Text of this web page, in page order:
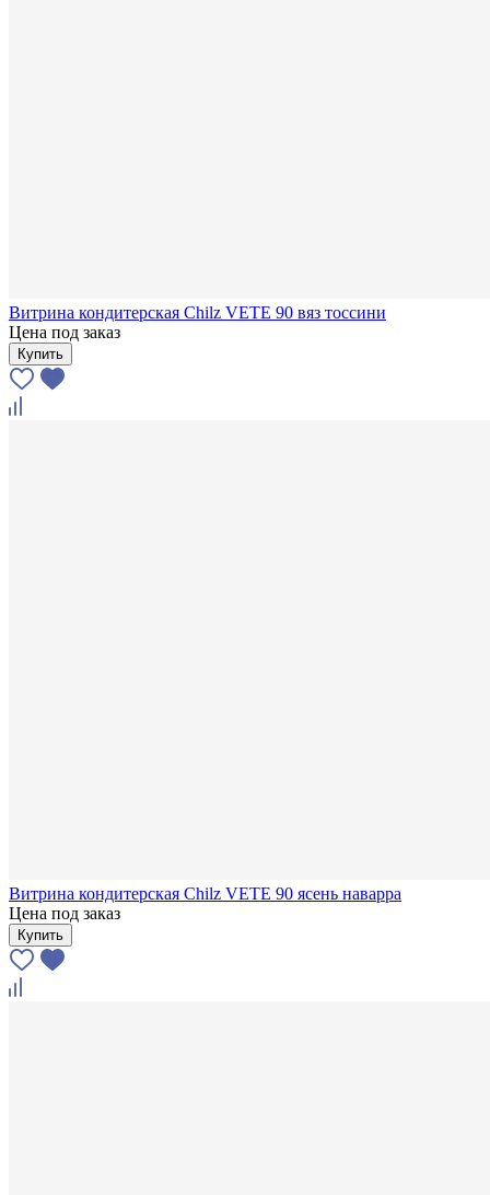
Витрина кондитерская Chilz VETE 90 вяз тоссини
Цена под заказ
Купить
Витрина кондитерская Chilz VETE 90 ясень наварра
Цена под заказ
Купить